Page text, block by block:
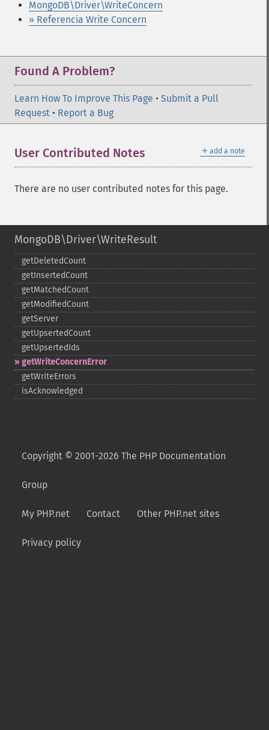
MongoDB\Driver\WriteConcern
» Referencia Write Concern
Found A Problem?
Learn How To Improve This Page • Submit a Pull
Request • Report a Bug
＋ add a note
User Contributed Notes
There are no user contributed notes for this page.
MongoDB\Driver\WriteResult
getDeletedCount
getInsertedCount
getMatchedCount
getModifiedCount
getServer
getUpsertedCount
getUpsertedIds
getWriteConcernError
getWriteErrors
isAcknowledged
Copyright © 2001-2026 The PHP Documentation
Group
My PHP.net Contact Other PHP.net sites
Privacy policy